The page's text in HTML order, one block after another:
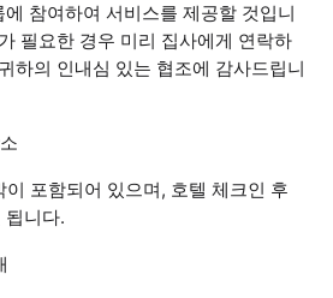
참여하여 서비스를 제공할 것입니
필요한 경우 미리 집사에게 연락하
하의 인내심 있는 협조에 감사드립니
포함되어 있으며, 호텔 체크인 후
됩니다.